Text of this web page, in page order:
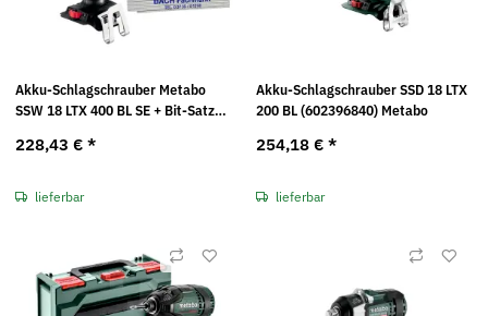
Akku-Schlagschrauber Metabo
SSW 18 LTX 400 BL SE + Bit-Satz
2 m
228,43 € *
lieferbar
Akku-Schlagschrauber SSD 18 LTX
200 BL (602396840) Metabo
254,18 € *
lieferbar